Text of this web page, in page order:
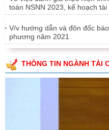
toán NSNN 2023, kế hoạch tài
V/v hướng dẫn và đôn đốc
phương năm 2021
THÔNG TIN NGÀNH TÀI